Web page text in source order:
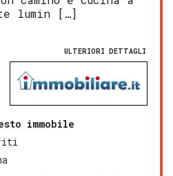
lumin […]
ULTERIORI DETTAGLI
immobile